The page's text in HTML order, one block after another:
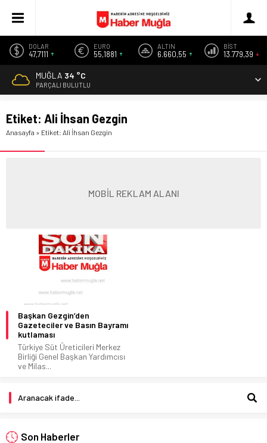
DOLAR
47,7111
EURO
55,1881
ALTIN
6.660,55
BİST
13.779,39
MUĞLA 34 °C
PARÇALI BULUTLU
Etiket: Ali İhsan Gezgin
Anasayfa » Etiket: Ali İhsan Gezgin
MOBİL REKLAM ALANI
Başkan Gezgin’den
Gazeteciler ve Basın Bayramı
kutlaması
Türkiye Süt Üreticileri Merkez
Birliği Genel Başkan Yardımcısı
ve Milas...
Son Haberler